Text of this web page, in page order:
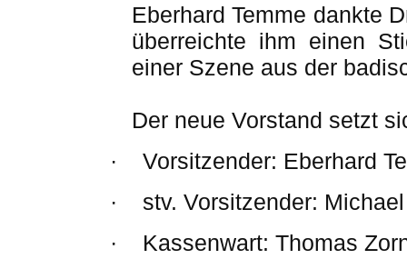
Eberhard Temme dankte
überreichte ihm einen
einer Szene aus der
Der neue Vorstand setzt
·
Vorsitzender: Eberhard
·
stv. Vorsitzender:
·
Kassenwart: Thomas